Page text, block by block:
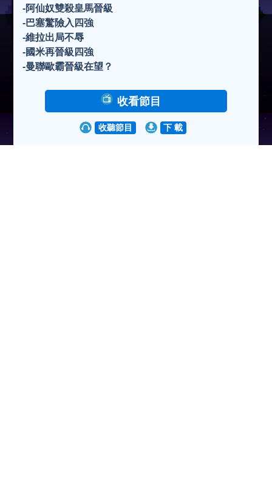
-阿仙奴雙殺皇馬晉級
-巴塞驚險入四強
-維拉出局不辱
-國米再晉級四強
-曼聯歐霸晉級在望？
收看節目
收聽節目 下 載